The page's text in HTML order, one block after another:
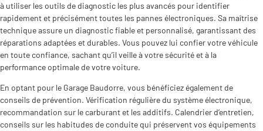
à utiliser les outils de diagnostic les plus avancés pour identifier
rapidement et précisément toutes les pannes électroniques. Sa maîtrise
technique assure un diagnostic fiable et personnalisé, garantissant des
réparations adaptées et durables. Vous pouvez lui confier votre véhicule
en toute confiance, sachant qu’il veille à votre sécurité et à la
performance optimale de votre voiture.
En optant pour le Garage Baudorre, vous bénéficiez également de
conseils de prévention. Vérification régulière du système électronique,
recommandation sur le carburant et les additifs. Calendrier d’entretien,
conseils sur les habitudes de conduite qui préservent vos équipements